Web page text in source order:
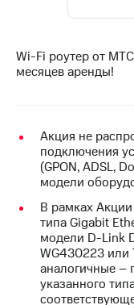
Домашний
Домашнее
ТВ
Домашний
телефон
Перейти
в МТС
со своим
номером
Поддержка
Premium
Подписка
на гигабайты
интернета,
другое
Семейная
группа
Скидка
на тарифы,
общие
подписки
и услуги,
доступ
Wi-Fi роутер от
месяцев аренды!
Акция не
подключения
(GPON, ADSL,
модели
В рамках
типа Gigabit
модели D-Link
WG430223 или
аналогичные –
указанного